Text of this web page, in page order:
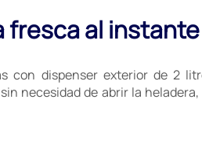
fresca al instante
con dispenser exterior de 2
necesidad de abrir la